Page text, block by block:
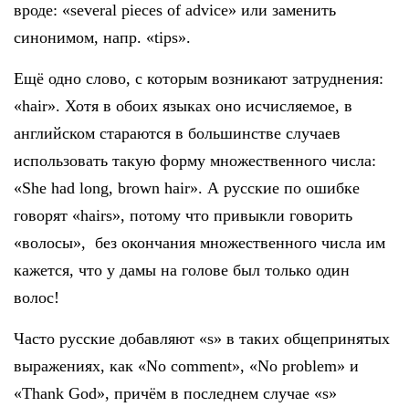
вроде: «several pieces of advice» или заменить
синонимом, напр. «tips».
Ещё одно слово, с которым возникают затруднения:
«hair». Хотя в обоих языках оно исчисляемое, в
английском стараются в большинстве случаев
использовать такую форму множественного числа:
«She had long, brown hair». А русские по ошибке
говорят «hairs», потому что привыкли говорить
«волосы», без окончания множественного числа им
кажется, что у дамы на голове был только один
волос!
Часто русские добавляют «s» в таких общепринятых
выражениях, как «No comment», «No problem» и
«Thank God», причём в последнем случае «s»